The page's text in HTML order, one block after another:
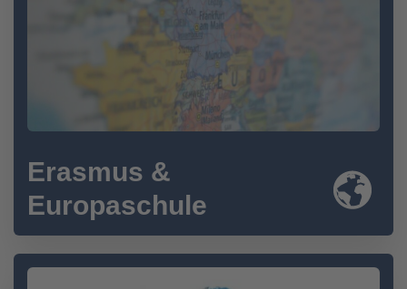
Erasmus &
Europaschule